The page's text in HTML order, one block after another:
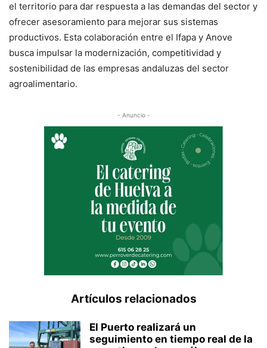
el territorio para dar respuesta a las demandas del sector y
ofrecer asesoramiento para mejorar sus sistemas
productivos. Esta colaboración entre el Ifapa y Anove
busca impulsar la modernización, competitividad y
sostenibilidad de las empresas andaluzas del sector
agroalimentario.
- Anuncio -
Artículos relacionados
El Puerto realizará un
seguimiento en tiempo real de la